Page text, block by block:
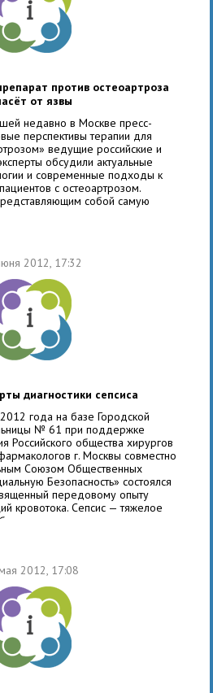
против остеоартроза
от язвы
недавно в Москве пресс-
перспективы терапии для
ведущие российские и
обсудили актуальные
и современные подходы к
с остеоартрозом.
собой самую
поражения суставов, страдают
15 миллионов человек в России.
2012, 17:32
диагностики сепсиса
года на базе Городской
№ 61 при поддержке
Российского общества хирургов
г. Москвы совместно
Союзом Общественных
Безопасность» состоялся
передовому опыту
кровотока. Сепсис — тяжелое
человека, которое
воспалительная реакция при
агентов в кровеносное русло
при генерализации какой-либо
инфекции,
2012, 17:08